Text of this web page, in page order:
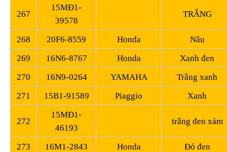
267
15MĐ1-
39578
TRẮNG
268 20F6-8559 Honda
Nâu
269
16N6-8767 Honda
Xanh đen
270
16N9-0264 YAMAHA
Trắng xanh
271
15B1-91589 Piaggio Xanh
272
15MĐ1-
46193
trắng đen xám
273 16M1-2843 Honda
Đỏ đen